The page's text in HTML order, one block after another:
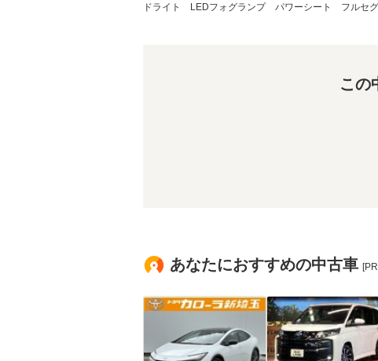
ドライト LEDフォグランプ パワーシート フルセ
この
あなたにおすすめの中古車